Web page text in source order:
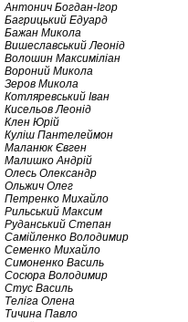
Антонич Богдан-Ігор
Багрицький Едуард
Бажан Микола
Вишеславський Леонід
Волошин Максиміліан
Вороний Микола
Зеров Микола
Котляревський Іван
Кисельов Леонід
Клен Юрій
Куліш Пантелеймон
Маланюк Євген
Малишко Андрій
Олесь Олександр
Ольжич Олег
Петренко Михайло
Рильський Максим
Руданський Степан
Cамійленко Володимир
Семенко Михайло
Симоненко Василь
Сосюра Володимир
Стус Василь
Теліга Олена
Тичина Павло